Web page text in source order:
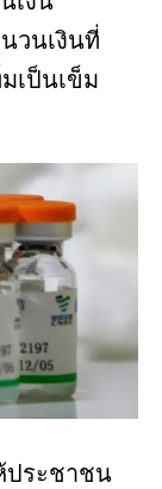
วนเงินที่
เป็นเข็ม
ประชาชน